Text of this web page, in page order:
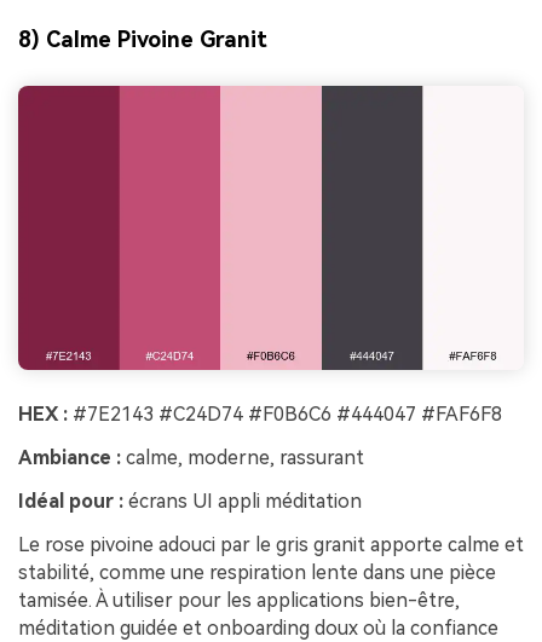
8) Calme Pivoine Granit
HEX : #7E2143 #C24D74 #F0B6C6 #444047 #FAF6F8
Ambiance : calme, moderne, rassurant
Idéal pour : écrans UI appli méditation
Le rose pivoine adouci par le gris granit apporte calme et
stabilité, comme une respiration lente dans une pièce
tamisée. À utiliser pour les applications bien-être,
méditation guidée et onboarding doux où la confiance